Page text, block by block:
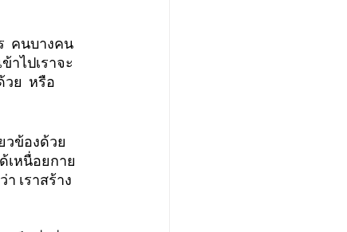
คนบางคน
าไปเราจะ
ย  หรือ
วข้องด้วย
เหนื่อยกาย
เราสร้าง